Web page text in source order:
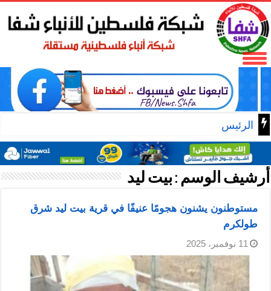
الرئيس محمود عباس يستقبل مجلس
أرشيف الوسم : بيت ليد
مستوطنون يشنون هجومًا عنيفًا في قرية بيت ليد شرق
طولكرم
11 نوفمبر، 2025